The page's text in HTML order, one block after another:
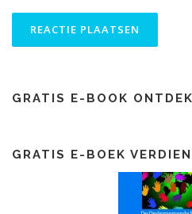
GRATIS E-BOOK
GRATIS E-BOEK